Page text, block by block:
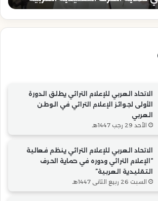
الاتحاد العربي للإعلام التراثي يطلق الدورة
الأولى لجوائز الإعلام التراثي في الوطن
العربي
الأحد 29 رجب 1447هـ
الاتحاد العربي للإعلام التراثي ينظم فعالية
“الإعلام التراثي ودوره في حماية الحرف
التقليدية العربية”
السبت 26 ربيع الثاني 1447هـ